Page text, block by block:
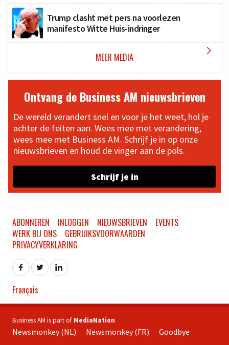
Trump clasht met pers na voorlezen
manifesto Witte Huis-indringer
MEER MEDIA 
Ontvang de Business AM nieuwsbrieven
De wereld verandert snel en voor je het weet, hol je
achter de feiten aan. Wees mee met verandering,
wees mee met Business AM. Schrijf je in op onze
nieuwsbrieven en houd de vinger aan de pols.
Schrijf je in
ABONNEREN INLOGGEN NIEUWSBRIEVEN
EVENTS
WERK BIJ ONS
GEBRUIKSVOORWAARDEN
PRIVACYVERKLARING
Français
Business AM is part of MediaNation
Newsmonkey (NL) Newsmonkey (FR) Goodbye